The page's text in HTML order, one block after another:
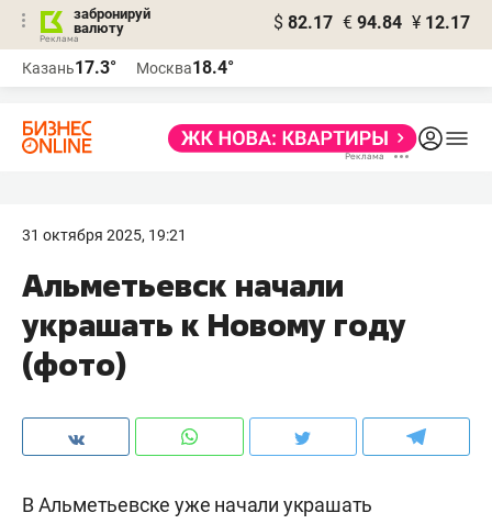
забронируй
валюту
$ 82.17 € 94.84 ¥ 12.17
Казань17.3° Москва18.4°
31 октября 2025, 19:21
Альметьевск начали
украшать к Новому году
(фото)
В Альметьевске уже начали украшать